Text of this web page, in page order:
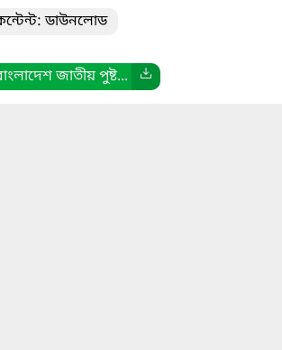
ডাউনলোড
জাতীয় পুষ্ট...